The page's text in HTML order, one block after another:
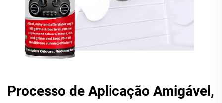
Processo de Aplicação Amigável,